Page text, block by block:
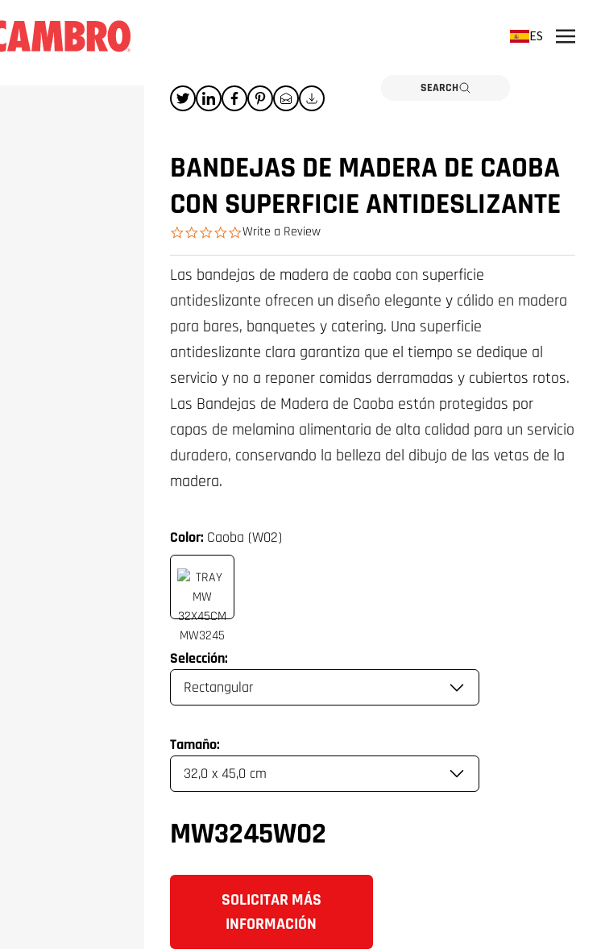
SEARCH
ES
BANDEJAS DE MADERA DE CAOBA
CON SUPERFICIE ANTIDESLIZANTE
0.0 star rating
Write a Review
Color: Caoba (W02)
Selección:
Tamaño:
MW3245W02
SOLICITAR MÁS
INFORMACIÓN
Las bandejas de madera de caoba con superficie
antideslizante ofrecen un diseño elegante y cálido en madera
para bares, banquetes y catering. Una superficie
antideslizante clara garantiza que el tiempo se dedique al
servicio y no a reponer comidas derramadas y cubiertos rotos.
Las Bandejas de Madera de Caoba están protegidas por
capas de melamina alimentaria de alta calidad para un servicio
duradero, conservando la belleza del dibujo de las vetas de la
madera.